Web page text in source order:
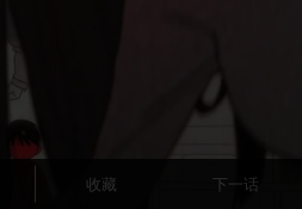
收藏 下一话